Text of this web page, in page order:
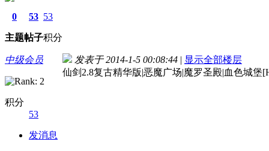
0
主题
53
帖子
53
积分
中级会员
积分
53
发消息
发表于 2014-1-5 00:08:44 | 显示全部楼层
仙剑2.8复古精华版|恶魔广场|魔罗圣殿|血色城堡